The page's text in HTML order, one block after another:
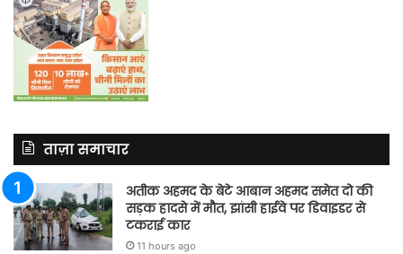
ताज़ा समाचार
अतीक अहमद के बेटे आबान अहमद समेत दो की
सड़क हादसे में मौत, झांसी हाईवे पर डिवाइडर से
टकराई कार
11 hours ago